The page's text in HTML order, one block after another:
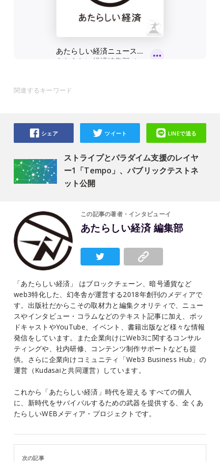
関連するキーワード
ストライプとパラダイム支援のレイヤ
ー1「Tempo」、パブリックテストネ
ット公開
シェア ツイート LINEで送る
この記事の著者・インタビューイ
あたらしい経済 編集部
「あたらしい経済」 はブロックチェーン、暗号通貨など
web3特化した、幻冬舎が運営する2018年創刊のメディアで
す。出版社だからこその取材力と編集クオリティで、ニュー
スやインタビュー・コラムなどのテキスト記事に加え、ポッ
ドキャストやYouTube、イベント、書籍出版など様々な情報
発信をしています。また企業向けにWeb3に関するコンサル
ティングや、社内研修、コンテンツ制作サポートなども提
供。さらに企業向けコミュニティ「Web3 Business Hub」の
運営（Kudasaiと共同運営）しています。
これから「あたらしい経済」時代を迎える すべての個人
に、新時代をサバイバルするための武器を提供する、全くあ
たらしいWEBメディア・プロジェクトです。
次の記事